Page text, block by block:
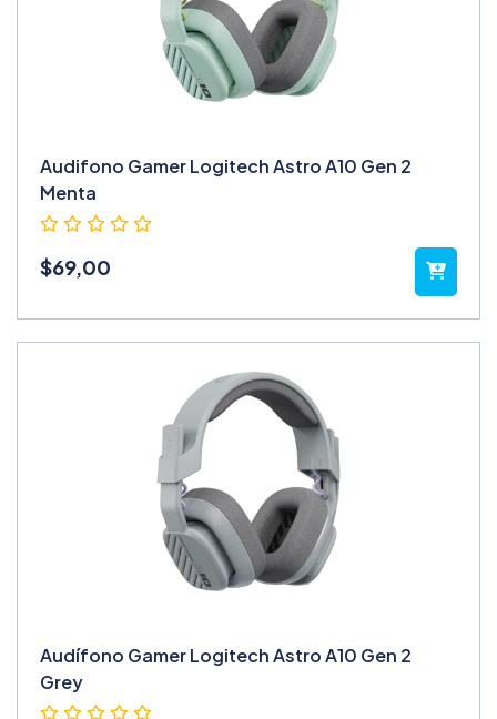
Audifono Gamer Logitech Astro A10 Gen 2
Menta
$69,00
Audífono Gamer Logitech Astro A10 Gen 2
Grey